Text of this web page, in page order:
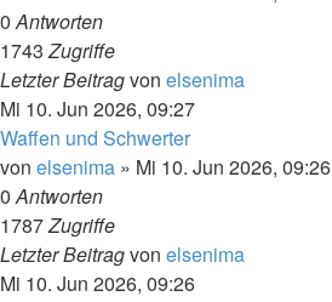
0Antworten
1743Zugriffe
Letzter Beitragvon elsenima
Mi 10. Jun 2026, 09:27
Waffen und Schwerter
von elsenima » Mi 10. Jun 2026, 09:26
0Antworten
1787Zugriffe
Letzter Beitragvon elsenima
Mi 10. Jun 2026, 09:26